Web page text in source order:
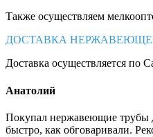
Также осуществляем
ДОСТАВКА
Доставка осуществляется по
Анатолий
Покупал нержавеющие трубы
быстро, как обговаривали.